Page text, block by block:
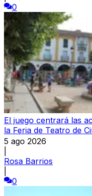
0
El juego centrará las
la Feria de Teatro de
5 ago 2026
Rosa Barrios
0